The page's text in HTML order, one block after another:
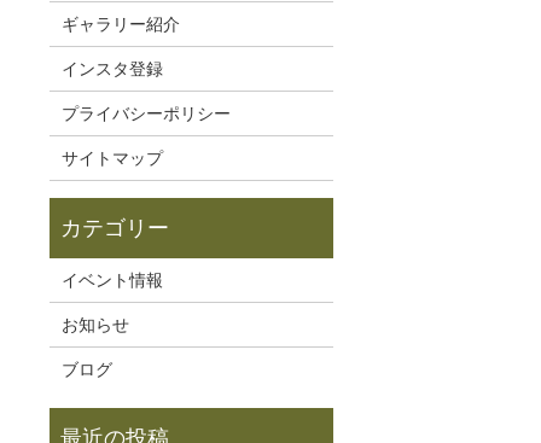
ギャラリー紹介
インスタ登録
プライバシーポリシー
サイトマップ
イベント情報
お知らせ
ブログ